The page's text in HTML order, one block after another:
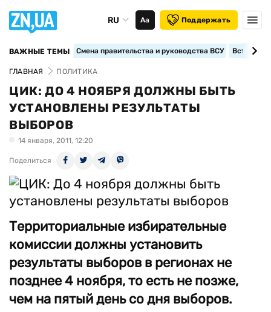
RU Аа Поддержать
ВАЖНЫЕ ТЕМЫ Смена правительства и руководства ВСУ
ГЛАВНАЯ ПОЛИТИКА
ЦИК: ДО 4 НОЯБРЯ ДОЛЖНЫ БЫТЬ
УСТАНОВЛЕНЫ РЕЗУЛЬТАТЫ
ВЫБОРОВ
14 января, 2011, 12:20
Поделиться
Территориальные избирательные
комиссии должны установить
результаты выборов в регионах не
позднее 4 ноября, то есть не позже,
чем на пятый день со дня выборов.